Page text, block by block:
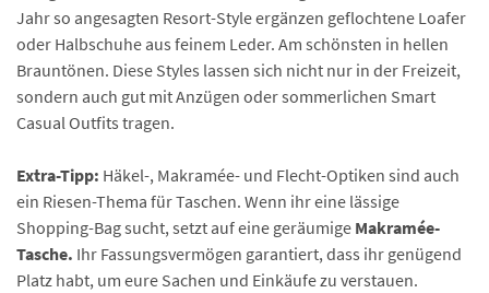
Jahr so angesagten Resort-Style ergänzen geflochtene Loafer
oder Halbschuhe aus feinem Leder. Am schönsten in hellen
Brauntönen. Diese Styles lassen sich nicht nur in der Freizeit,
sondern auch gut mit Anzügen oder sommerlichen Smart
Casual Outfits tragen.
Extra-Tipp: Häkel-, Makramée- und Flecht-Optiken sind auch
ein Riesen-Thema für Taschen. Wenn ihr eine lässige
Shopping-Bag sucht, setzt auf eine geräumige Makramée-
Tasche. Ihr Fassungsvermögen garantiert, dass ihr genügend
Platz habt, um eure Sachen und Einkäufe zu verstauen.